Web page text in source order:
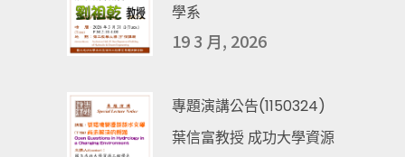
學系
19 3 月, 2026
專題演講公告(1150324)
葉信富教授 成功大學資源